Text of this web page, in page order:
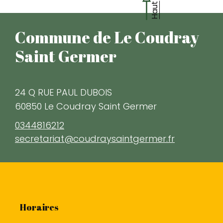
Commune de Le Coudray
Saint Germer
24 Q RUE PAUL DUBOIS
60850 Le Coudray Saint Germer
0344816212
secretariat@coudraysaintgermer.fr
Haut
Horaires